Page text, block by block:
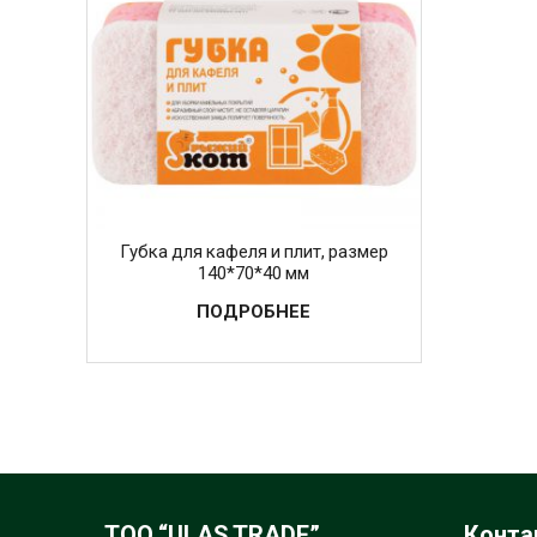
Губка для кафеля и плит, размер
140*70*40 мм
ПОДРОБНЕЕ